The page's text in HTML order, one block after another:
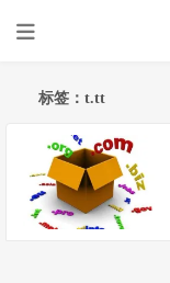
标签：t.tt